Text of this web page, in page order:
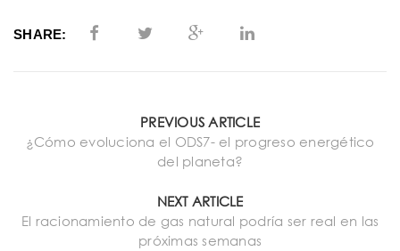
SHARE:
PREVIOUS ARTICLE
¿Cómo evoluciona el ODS7- el progreso energético
del planeta?
NEXT ARTICLE
El racionamiento de gas natural podría ser real en las
próximas semanas